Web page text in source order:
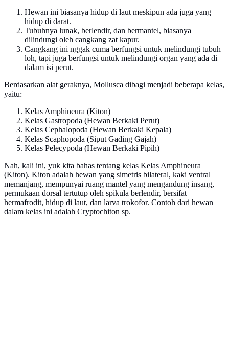
Hewan ini biasanya hidup di laut meskipun ada juga yang
hidup di darat.
Tubuhnya lunak, berlendir, dan bermantel, biasanya
dilindungi oleh cangkang zat kapur.
Cangkang ini nggak cuma berfungsi untuk melindungi tubuh
loh, tapi juga berfungsi untuk melindungi organ yang ada di
dalam isi perut.
Berdasarkan alat geraknya, Mollusca dibagi menjadi beberapa kelas,
yaitu:
Kelas Amphineura (Kiton)
Kelas Gastropoda (Hewan Berkaki Perut)
Kelas Cephalopoda (Hewan Berkaki Kepala)
Kelas Scaphopoda (Siput Gading Gajah)
Kelas Pelecypoda (Hewan Berkaki Pipih)
Nah, kali ini, yuk kita bahas tentang kelas Kelas Amphineura
(Kiton). Kiton adalah hewan yang simetris bilateral, kaki ventral
memanjang, mempunyai ruang mantel yang mengandung insang,
permukaan dorsal tertutup oleh spikula berlendir, bersifat
hermafrodit, hidup di laut, dan larva trokofor. Contoh dari hewan
dalam kelas ini adalah Cryptochiton sp.